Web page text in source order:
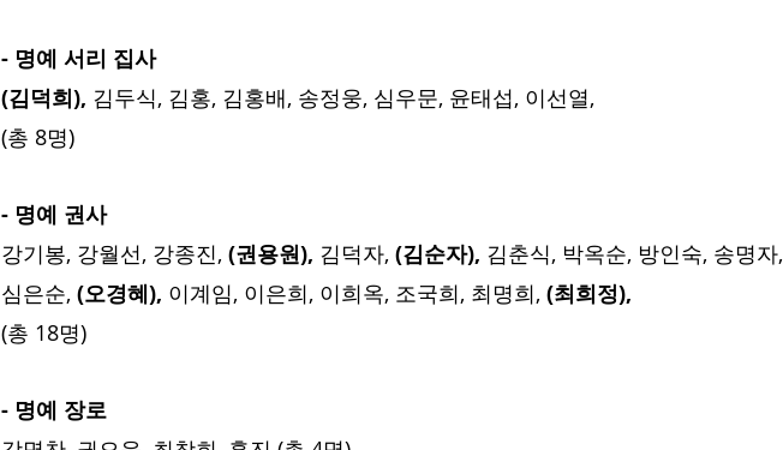
- 명예 서리 집사
(김덕희), 김두식, 김홍, 김홍배, 송정웅, 심우문, 윤태섭, 이선열,
(총 8명)
- 명예 권사
강기봉, 강월선, 강종진, (권용원), 김덕자, (김순자), 김춘식, 박옥순, 방인숙, 송명자,
심은순, (오경혜), 이계임, 이은희, 이희옥, 조국희, 최명희, (최희정),
(총 18명)
- 명예 장로